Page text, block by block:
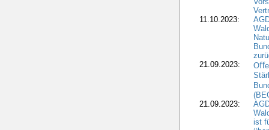
11.10.2023:
21.09.2023:
21.09.2023:
ist